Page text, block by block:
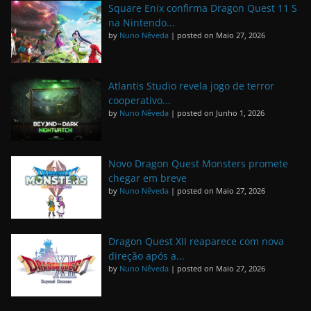
Square Enix confirma Dragon Quest 11 S
na Nintendo...
by Nuno Nêveda | posted on Maio 27, 2026
Atlantis Studio revela jogo de terror
cooperativo...
by Nuno Nêveda | posted on Junho 1, 2026
Novo Dragon Quest Monsters promete
chegar em breve
by Nuno Nêveda | posted on Maio 27, 2026
Dragon Quest XII reaparece com nova
direção após a...
by Nuno Nêveda | posted on Maio 27, 2026